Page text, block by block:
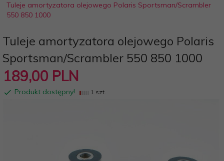
Tuleje amortyzatora olejowego Polaris Sportsman/Scrambler
550 850 1000
Tuleje amortyzatora olejowego Polaris
Sportsman/Scrambler 550 850 1000
189,00 PLN
Produkt dostępny! 1 szt.